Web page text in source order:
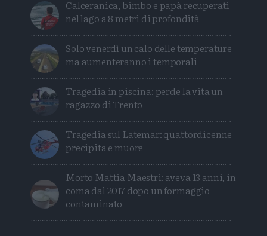
Calceranica, bimbo e papà recuperati
nel lago a 8 metri di profondità
Solo venerdì un calo delle temperature
ma aumenteranno i temporali
Tragedia in piscina: perde la vita un
ragazzo di Trento
Tragedia sul Latemar: quattordicenne
precipita e muore
Morto Mattia Maestri: aveva 13 anni, in
coma dal 2017 dopo un formaggio
contaminato